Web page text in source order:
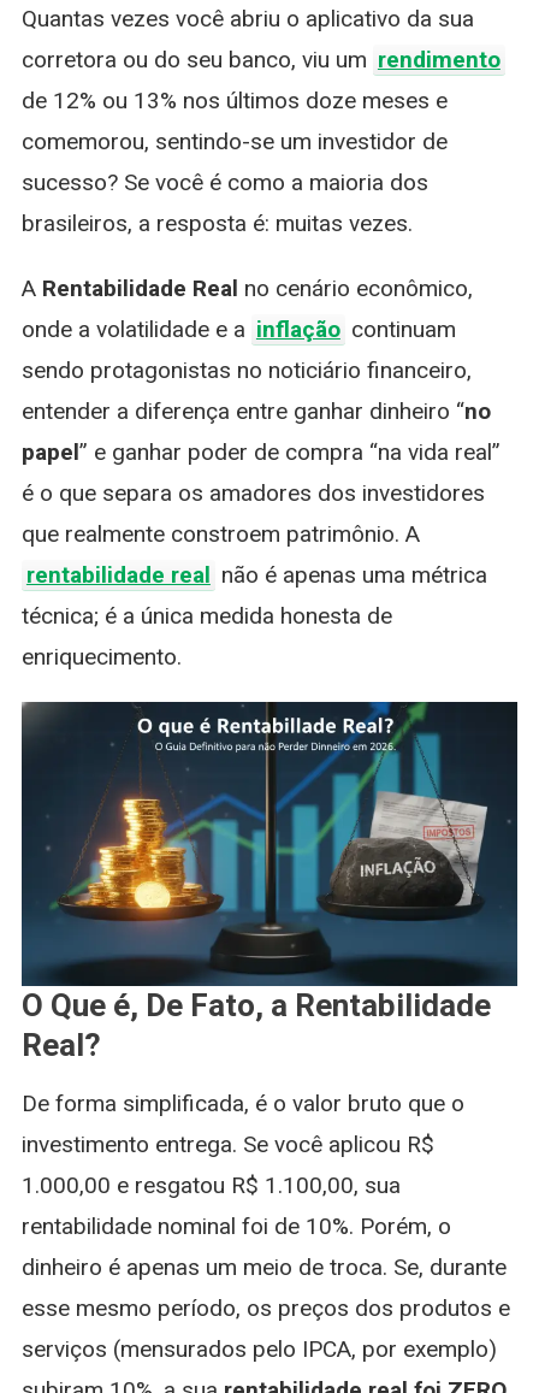
Para
Perder
Dinheiro
2026
Quantas vezes você abriu o aplicativo da sua
corretora ou do seu banco, viu um rendimento
de 12% ou 13% nos últimos doze meses e
comemorou, sentindo-se um investidor de
sucesso? Se você é como a maioria dos
brasileiros, a resposta é: muitas vezes.
A Rentabilidade Real no cenário econômico,
onde a volatilidade e a inflação continuam
sendo protagonistas no noticiário financeiro,
entender a diferença entre ganhar dinheiro “no
papel” e ganhar poder de compra “na vida real”
é o que separa os amadores dos investidores
que realmente constroem patrimônio. A
rentabilidade real não é apenas uma métrica
técnica; é a única medida honesta de
enriquecimento.
O Que é, De Fato, a Rentabilidade
Real?
De forma simplificada, é o valor bruto que o
investimento entrega. Se você aplicou R$
1.000,00 e resgatou R$ 1.100,00, sua
rentabilidade nominal foi de 10%. Porém, o
dinheiro é apenas um meio de troca. Se, durante
esse mesmo período, os preços dos produtos e
serviços (mensurados pelo IPCA, por exemplo)